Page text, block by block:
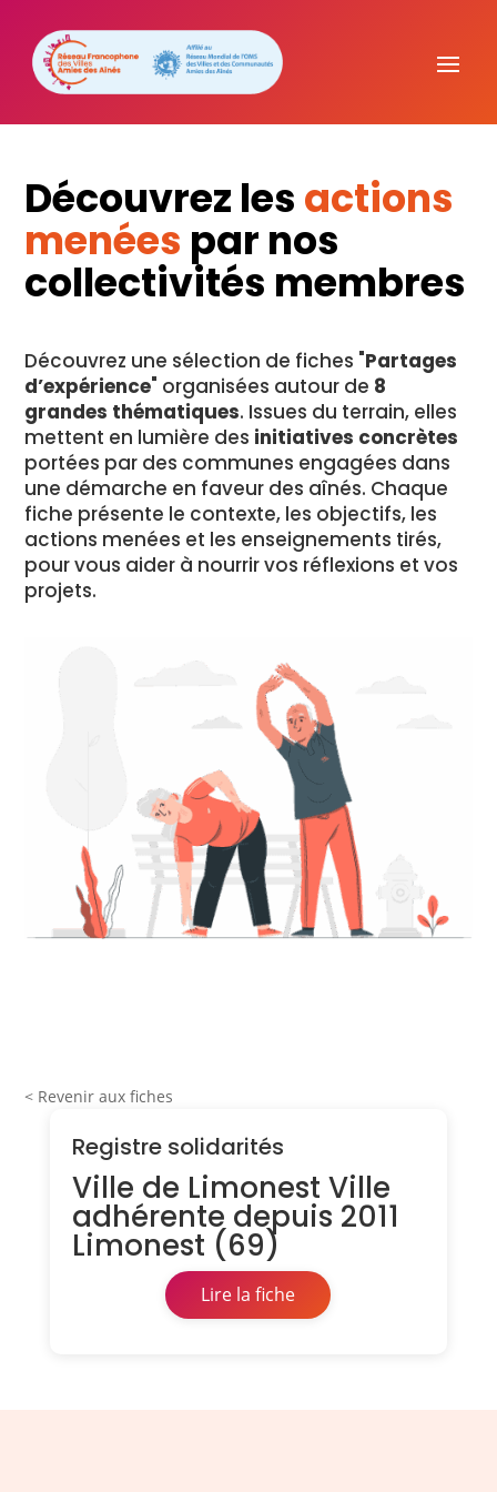
Découvrez les actions
menées par nos
collectivités membres
Découvrez une sélection de fiches "Partages
d’expérience" organisées autour de 8
grandes thématiques. Issues du terrain, elles
mettent en lumière des initiatives concrètes
portées par des communes engagées dans
une démarche en faveur des aînés. Chaque
fiche présente le contexte, les objectifs, les
actions menées et les enseignements tirés,
pour vous aider à nourrir vos réflexions et vos
projets.
< Revenir aux fiches
Registre solidarités
Ville de Limonest Ville
adhérente depuis 2011
Limonest (69)
Lire la fiche